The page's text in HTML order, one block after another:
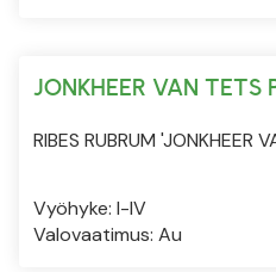
JONKHEER VAN TETS
RIBES RUBRUM 'JONKHEER
Vyöhyke: I-IV
Valovaatimus: Au